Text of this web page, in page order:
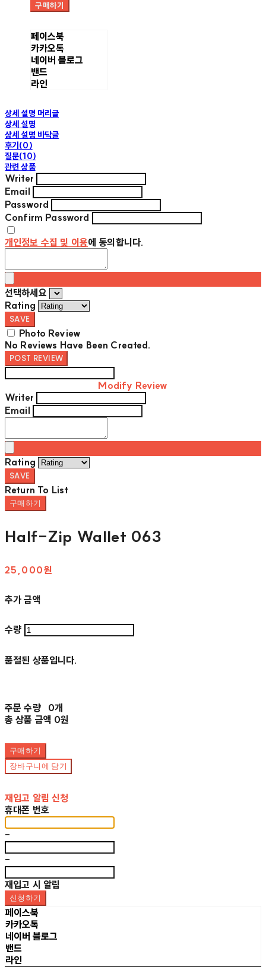
구매하기
페이스북
카카오톡
네이버 블로그
밴드
라인
상세 설명 머리글
상세 설명
상세 설명 바닥글
후기(0)
질문(10)
관련 상품
Writer
Email
Password
Confirm Password
개인정보 수집 및 이용에 동의합니다.
선택하세요
Rating
SAVE
Photo Review
No Reviews Have Been Created.
POST REVIEW
Modify Review
Writer
Email
Rating
SAVE
Return To List
구매하기
Half-Zip Wallet 063
25,000원
추가 금액
수량
품절된 상품입니다.
주문 수량
0개
총 상품 금액 0원
구매하기
장바구니에 담기
재입고 알림 신청
휴대폰 번호
-
-
재입고 시 알림
신청하기
페이스북
카카오톡
네이버 블로그
밴드
라인